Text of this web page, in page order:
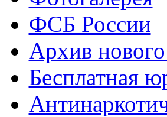
ФСБ России
Архив
Бесплатная